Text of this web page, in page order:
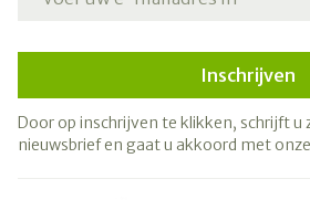
Inschrijven
Door op inschrijven te klikken, schrijft u
nieuwsbrief en gaat u akkoord met onze